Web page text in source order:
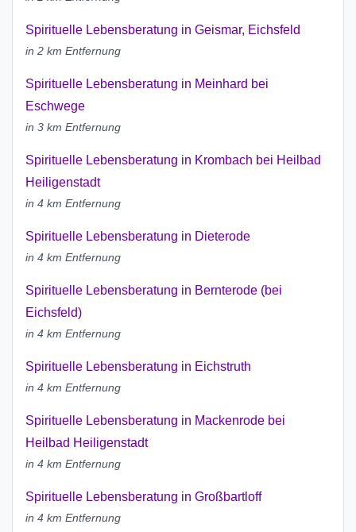
Spirituelle Lebensberatung in Geismar, Eichsfeld
in 2 km Entfernung
Spirituelle Lebensberatung in Meinhard bei
Eschwege
in 3 km Entfernung
Spirituelle Lebensberatung in Krombach bei Heilbad
Heiligenstadt
in 4 km Entfernung
Spirituelle Lebensberatung in Dieterode
in 4 km Entfernung
Spirituelle Lebensberatung in Bernterode (bei
Eichsfeld)
in 4 km Entfernung
Spirituelle Lebensberatung in Eichstruth
in 4 km Entfernung
Spirituelle Lebensberatung in Mackenrode bei
Heilbad Heiligenstadt
in 4 km Entfernung
Spirituelle Lebensberatung in Großbartloff
in 4 km Entfernung